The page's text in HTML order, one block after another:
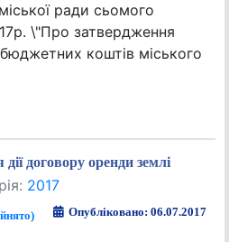
ради сьомого
\"Про затвердження
коштів міського
договору оренди землі
2017
Опубліковано: 06.07.2017